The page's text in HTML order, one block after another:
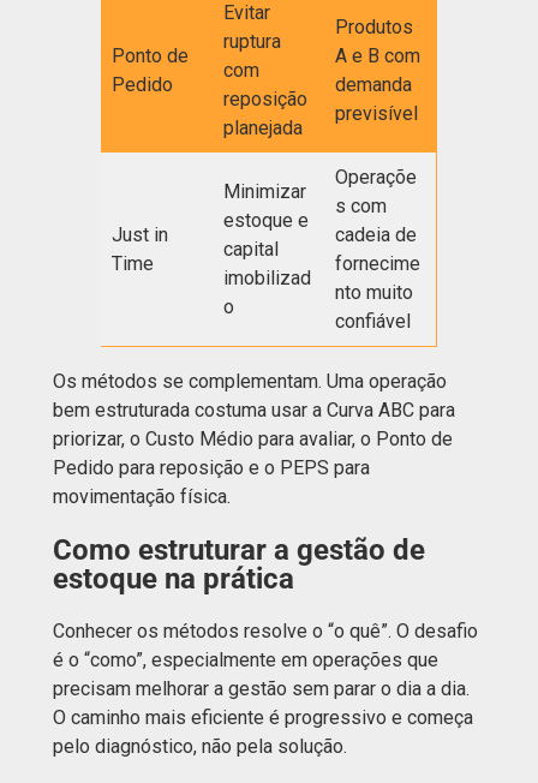
Ponto de
Pedido
Evitar
ruptura
com
reposição
planejada
Produtos
A e B com
demanda
previsível
Just in
Time
Minimizar
estoque e
capital
imobilizad
o
Operaçõe
s com
cadeia de
fornecime
nto muito
confiável
Os métodos se complementam. Uma operação
bem estruturada costuma usar a Curva ABC para
priorizar, o Custo Médio para avaliar, o Ponto de
Pedido para reposição e o PEPS para
movimentação física.
Como estruturar a gestão de
estoque na prática
Conhecer os métodos resolve o “o quê”. O desafio
é o “como”, especialmente em operações que
precisam melhorar a gestão sem parar o dia a dia.
O caminho mais eficiente é progressivo e começa
pelo diagnóstico, não pela solução.